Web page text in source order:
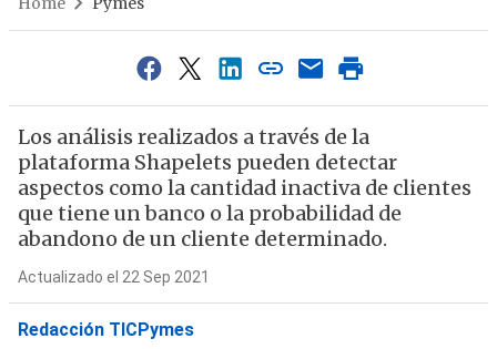
Los análisis realizados a través de la
plataforma Shapelets pueden detectar
aspectos como la cantidad inactiva de clientes
que tiene un banco o la probabilidad de
abandono de un cliente determinado.
Actualizado el 22 Sep 2021
Redacción TICPymes